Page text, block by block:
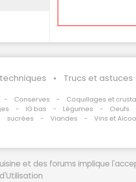
Trucs et astuces
Conserves Coquillages et
IG bas Légumes Oeufs
sucrées Viandes Vins et
et des forums implique